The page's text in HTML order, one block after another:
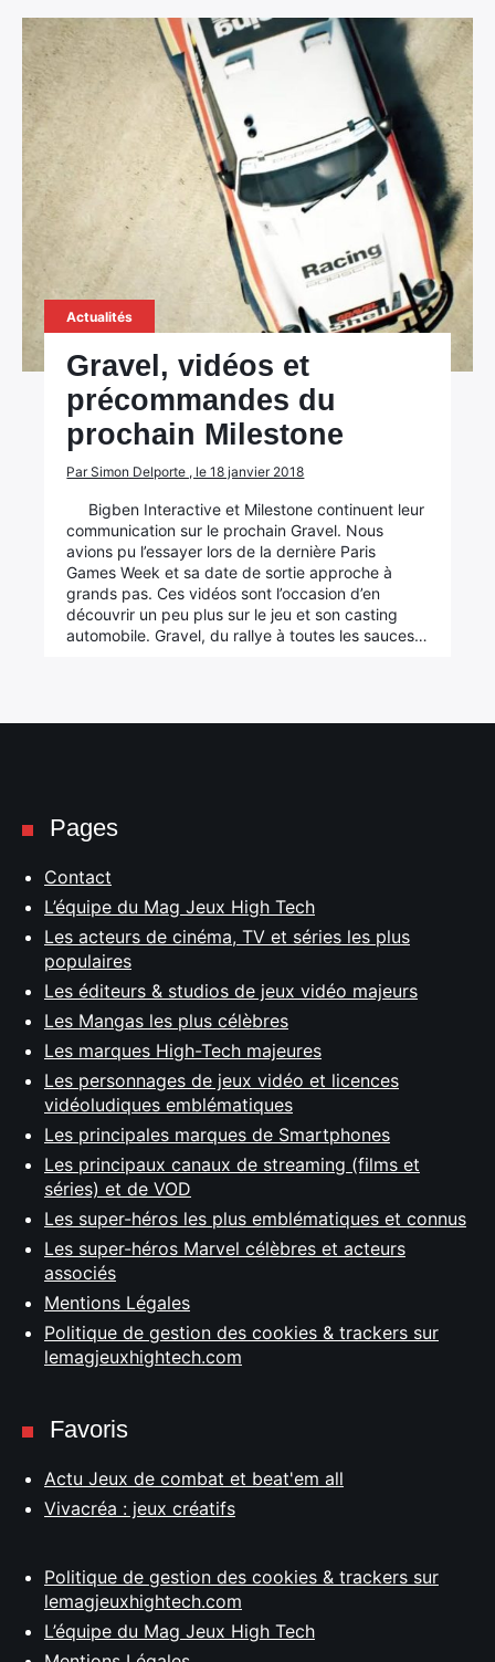
Actualités
Gravel, vidéos et
précommandes du
prochain Milestone
Par Simon Delporte , le 18 janvier 2018
Bigben Interactive et Milestone continuent leur
communication sur le prochain Gravel. Nous
avions pu l’essayer lors de la dernière Paris
Games Week et sa date de sortie approche à
grands pas. Ces vidéos sont l’occasion d’en
découvrir un peu plus sur le jeu et son casting
automobile. Gravel, du rallye à toutes les sauces…
Pages
Contact
L’équipe du Mag Jeux High Tech
Les acteurs de cinéma, TV et séries les plus
populaires
Les éditeurs & studios de jeux vidéo majeurs
Les Mangas les plus célèbres
Les marques High-Tech majeures
Les personnages de jeux vidéo et licences
vidéoludiques emblématiques
Les principales marques de Smartphones
Les principaux canaux de streaming (films et
séries) et de VOD
Les super-héros les plus emblématiques et connus
Les super-héros Marvel célèbres et acteurs
associés
Mentions Légales
Politique de gestion des cookies & trackers sur
lemagjeuxhightech.com
Favoris
Actu Jeux de combat et beat'em all
Vivacréa : jeux créatifs
Politique de gestion des cookies & trackers sur
lemagjeuxhightech.com
L’équipe du Mag Jeux High Tech
Rechercher